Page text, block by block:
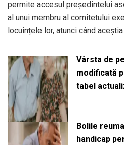
permite accesul președintelui
al unui membru al comitetului
locuințele lor, atunci când
Vârsta de
modificată
tabel
Bolile
handicap